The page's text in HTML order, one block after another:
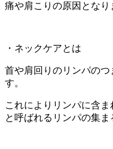
痛や肩こりの原因となり
・ネックケアとは
首や肩回りのリンパの
す。
これによりリンパに含
と呼ばれるリンパの集ま